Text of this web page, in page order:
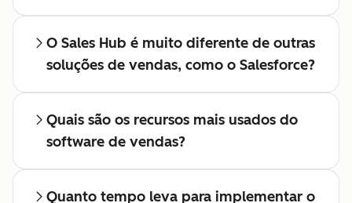
O Sales Hub é muito diferente de outras
soluções de vendas, como o Salesforce?
Quais são os recursos mais usados do
software de vendas?
Quanto tempo leva para implementar o